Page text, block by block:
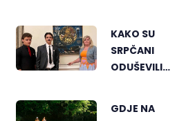
KAKO SU
SRPČANI
ODUŠEVILI
GDJE NA